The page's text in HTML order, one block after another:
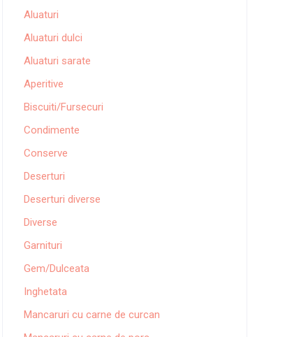
Aluaturi
Aluaturi dulci
Aluaturi sarate
Aperitive
Biscuiti/Fursecuri
Condimente
Conserve
Deserturi
Deserturi diverse
Diverse
Garnituri
Gem/Dulceata
Inghetata
Mancaruri cu carne de curcan